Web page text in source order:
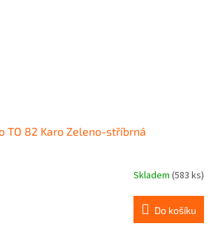
TO 82 Karo Zeleno-stříbrná
Skladem (583 ks)
Do košíku